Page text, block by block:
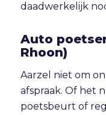
daadwerkelijk
Auto
Rhoon)
Aarzel niet om
afspraak. Of het
poetsbeurt of